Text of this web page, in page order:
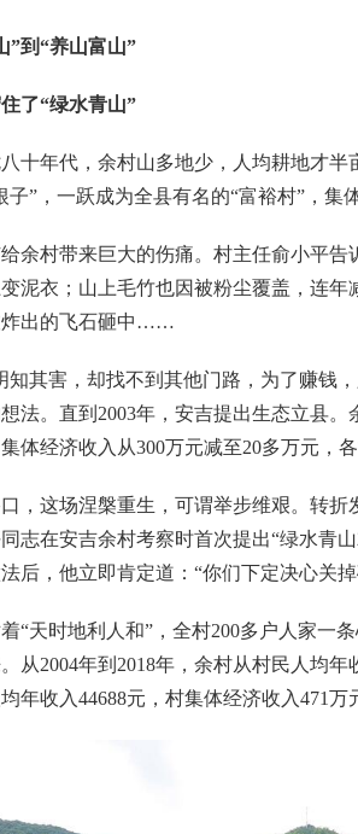
“养山富山”
“绿水青山”
年代，余村山多地少，人均耕地才半
子”，一跃成为全县有名的“富裕村”，集
村带来巨大的伤痛。村主任俞小平告
泥衣；山上毛竹也因被粉尘覆盖，连年
炸出的飞石砸中……
其害，却找不到其他门路，为了赚钱，
法。直到2003年，安吉提出生态立县
体经济收入从300万元减至20多万元，
这场涅槃重生，可谓举步维艰。转折
志在安吉余村考察时首次提出“绿水青
后，他立即肯定道：“你们下定决心关
天时地利人和”，全村200多户人家一条
从2004年到2018年，余村从村民人均
年收入44688元，村集体经济收入471万